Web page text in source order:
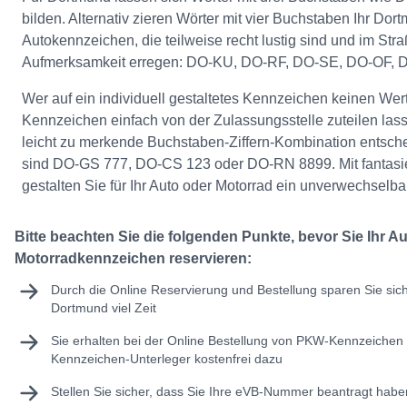
bilden. Alternativ zieren Wörter mit vier Buchstaben Ihr
Autokennzeichen, die teilweise recht lustig sind und im
Aufmerksamkeit erregen: DO-KU, DO-RF, DO-SE, DO-OF,
Wer auf ein individuell gestaltetes Kennzeichen keinen
Kennzeichen einfach von der Zulassungsstelle zuteilen
leicht zu merkende Buchstaben-Ziffern-Kombination
sind DO-GS 777, DO-CS 123 oder DO-RN 8899. Mit
gestalten Sie für Ihr Auto oder Motorrad ein
Bitte beachten Sie die folgenden Punkte, bevor Sie Ihr
Motorradkennzeichen reservieren:
Durch die Online Reservierung und Bestellung sparen Sie
Dortmund viel Zeit
Sie erhalten bei der Online Bestellung von PKW-
Kennzeichen-Unterleger kostenfrei dazu
Stellen Sie sicher, dass Sie Ihre eVB-Nummer beantragt